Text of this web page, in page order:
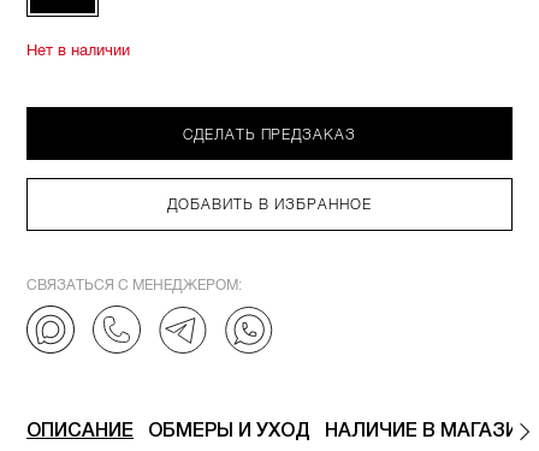
Нет в наличии
СДЕЛАТЬ ПРЕДЗАКАЗ
ДОБАВИТЬ В ИЗБРАННОЕ
СВЯЗАТЬСЯ С МЕНЕДЖЕРОМ:
ОПИСАНИЕ ОБМЕРЫ И УХОД НАЛИЧИЕ В